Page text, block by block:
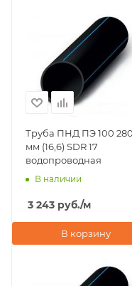
Труба ПНД ПЭ 100 280
мм (16,6) SDR 17
водопроводная
В наличии
3 243 руб./м
В корзину